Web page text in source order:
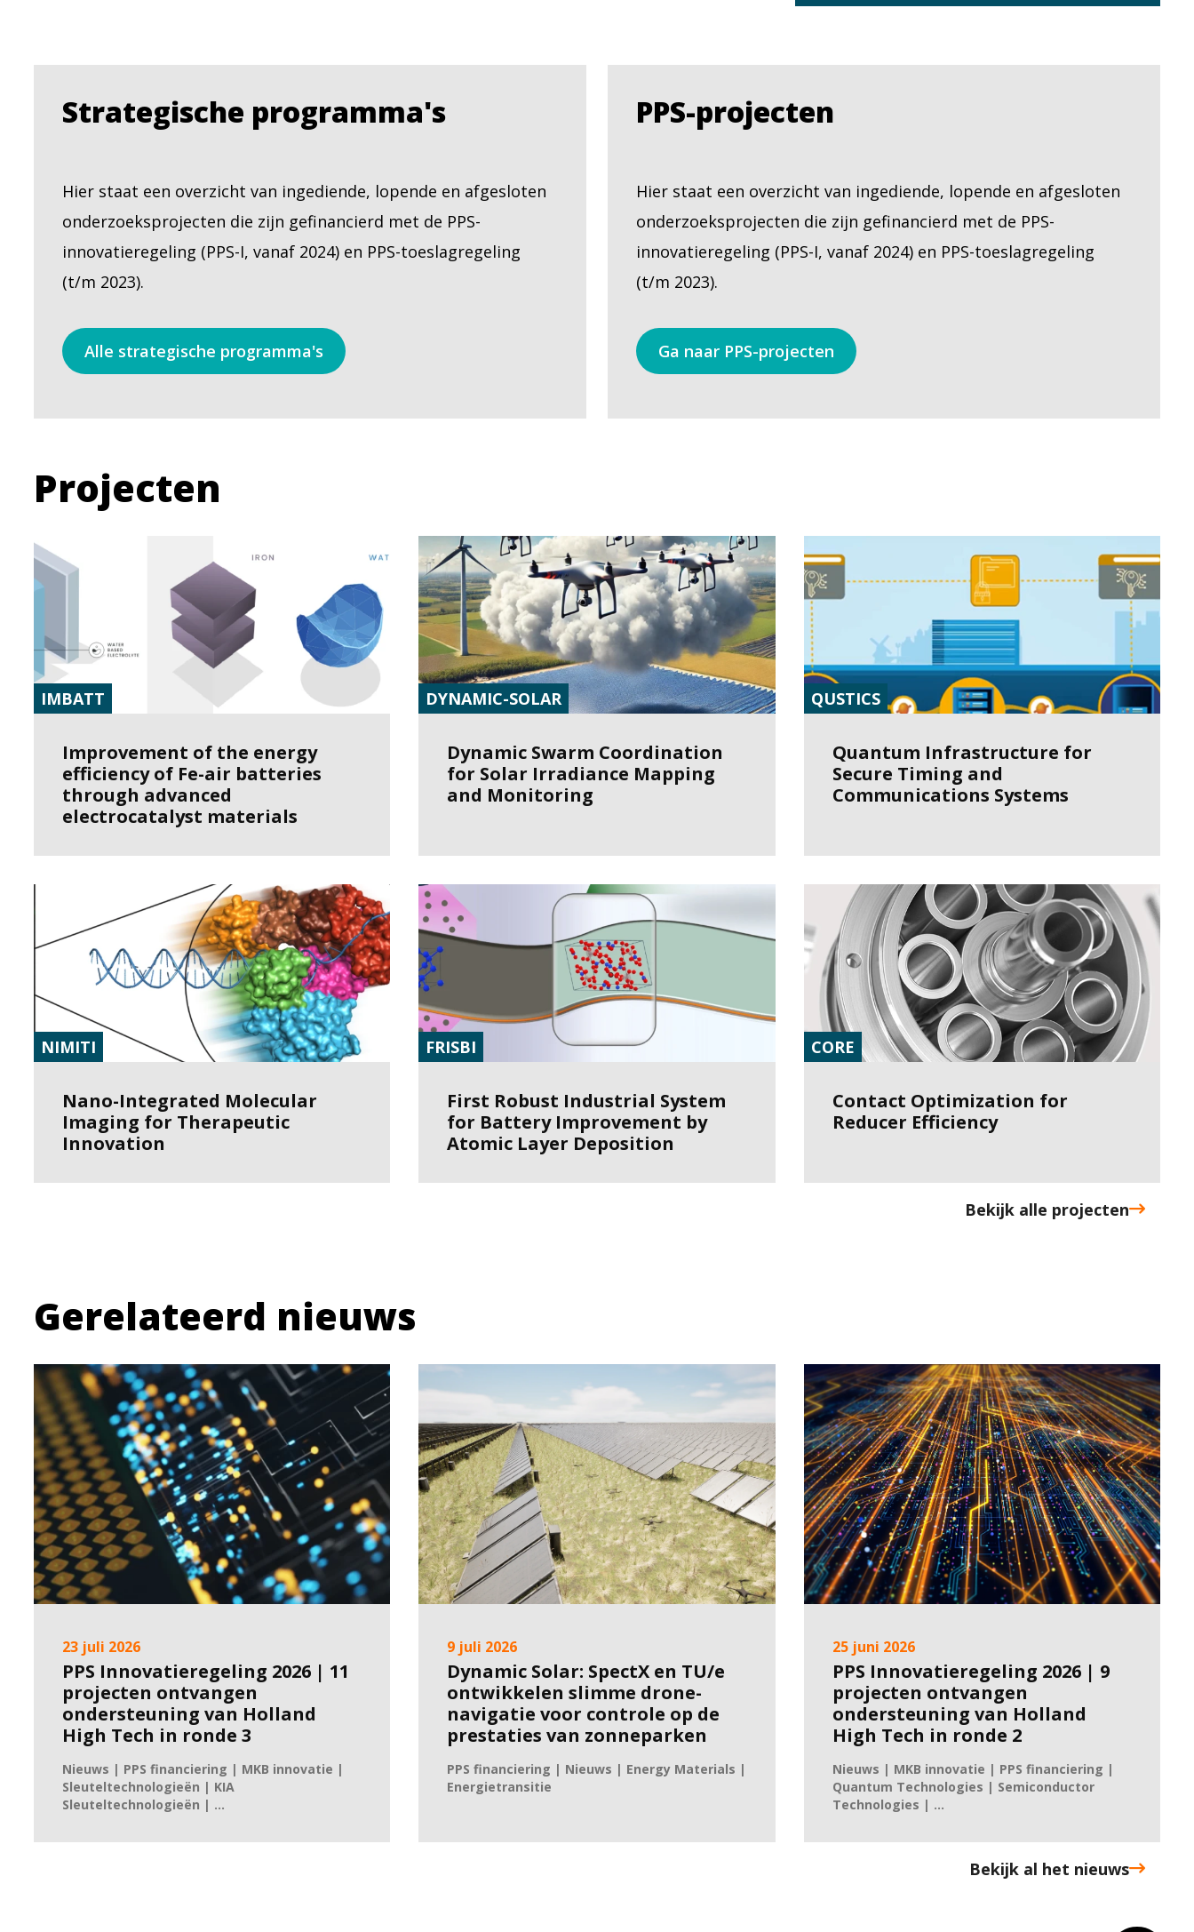
Strategische programma's
Hier staat een overzicht van ingediende, lopende en afgesloten
onderzoeksprojecten die zijn gefinancierd met de PPS-
innovatieregeling (PPS-I, vanaf 2024) en PPS-toeslagregeling
(t/m 2023).
Alle strategische programma's
PPS-projecten
Hier staat een overzicht van ingediende, lopende en afgesloten
onderzoeksprojecten die zijn gefinancierd met de PPS-
innovatieregeling (PPS-I, vanaf 2024) en PPS-toeslagregeling
(t/m 2023).
Ga naar PPS-projecten
Projecten
IMBATT
Improvement of the energy
efficiency of Fe-air batteries
through advanced
electrocatalyst materials
DYNAMIC-SOLAR
Dynamic Swarm Coordination
for Solar Irradiance Mapping
and Monitoring
QUSTICS
Quantum Infrastructure for
Secure Timing and
Communications Systems
NIMITI
Nano-Integrated Molecular
Imaging for Therapeutic
Innovation
FRISBI
First Robust Industrial System
for Battery Improvement by
Atomic Layer Deposition
CORE
Contact Optimization for
Reducer Efficiency
Bekijk alle projecten
Gerelateerd nieuws
23 juli 2026
PPS Innovatieregeling 2026 | 11
projecten ontvangen
ondersteuning van Holland
High Tech in ronde 3
Nieuws | PPS financiering | MKB innovatie |
Sleuteltechnologieën | KIA
Sleuteltechnologieën | ...
9 juli 2026
Dynamic Solar: SpectX en TU/e
ontwikkelen slimme drone-
navigatie voor controle op de
prestaties van zonneparken
PPS financiering | Nieuws | Energy Materials |
Energietransitie
25 juni 2026
PPS Innovatieregeling 2026 | 9
projecten ontvangen
ondersteuning van Holland
High Tech in ronde 2
Nieuws | MKB innovatie | PPS financiering |
Quantum Technologies | Semiconductor
Technologies | ...
Bekijk al het nieuws